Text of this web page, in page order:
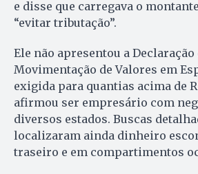
e disse que carregava o
“evitar tributação”.
Ele não apresentou a Declaração
Movimentação de Valores em
exigida para quantias acima de
afirmou ser empresário com
diversos estados. Buscas
localizaram ainda dinheiro
traseiro e em compartimentos